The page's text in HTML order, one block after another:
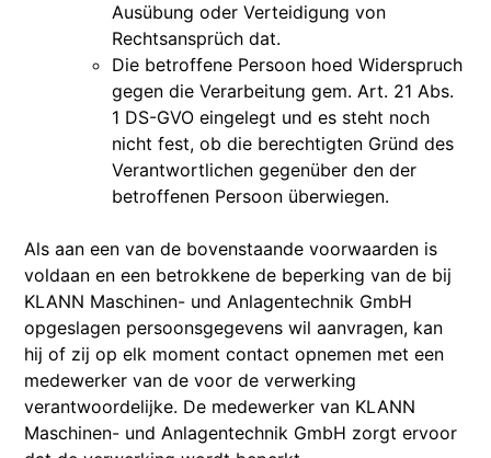
Ausübung oder Verteidigung von
Rechtsansprüch dat.
Die betroffene Persoon hoed Widerspruch
gegen die Verarbeitung gem. Art. 21 Abs.
1 DS-GVO eingelegt und es steht noch
nicht fest, ob die berechtigten Gründ des
Verantwortlichen gegenüber den der
betroffenen Persoon überwiegen.
Als aan een van de bovenstaande voorwaarden is
voldaan en een betrokkene de beperking van de bij
KLANN Maschinen- und Anlagentechnik GmbH
opgeslagen persoonsgegevens wil aanvragen, kan
hij of zij op elk moment contact opnemen met een
medewerker van de voor de verwerking
verantwoordelijke. De medewerker van KLANN
Maschinen- und Anlagentechnik GmbH zorgt ervoor